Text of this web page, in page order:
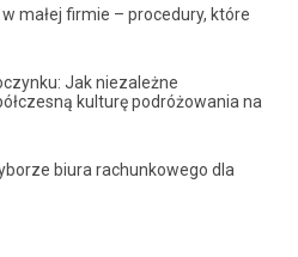
małej firmie – procedury, które
Jak niezależne
kulturę podróżowania na
biura rachunkowego dla